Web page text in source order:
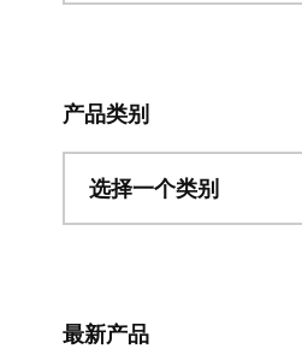
产品类别
最新产品